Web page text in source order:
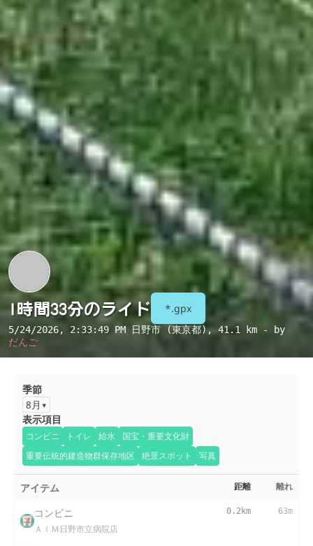
1時間33分のライド *.gpx
5/24/2026, 2:33:49 PM 日野市 (東京都), 41.1 km - by
だんご
季節
8月
表示項目
コンビニ トイレ 給水
国宝・重要文化財
重要伝統的建造物群保存地区
絶景スポット 写真
アイテム 距離 離れ
コンビニ
ＡＩＭ日野市立病院店
0.2km 63m